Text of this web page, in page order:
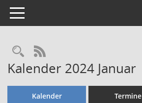
Toggle navigation
Rechercheauswahl
RSS-Feed
Kalender 2024 Januar
Kalender Termine